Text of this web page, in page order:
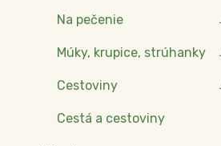
Na pečenie
Múky, krupice, strúhanky
Cestoviny
Cestá a cestoviny